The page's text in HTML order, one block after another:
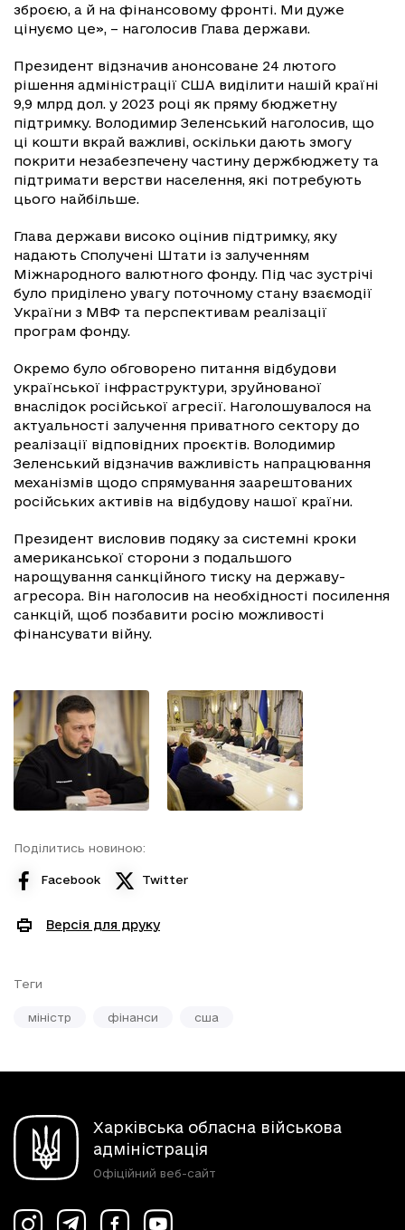
зброєю, а й на фінансовому фронті. Ми дуже
цінуємо це», – наголосив Глава держави.
Президент відзначив анонсоване 24 лютого
рішення адміністрації США виділити нашій країні
9,9 млрд дол. у 2023 році як пряму бюджетну
підтримку. Володимир Зеленський наголосив, що
ці кошти вкрай важливі, оскільки дають змогу
покрити незабезпечену частину держбюджету та
підтримати верстви населення, які потребують
цього найбільше.
Глава держави високо оцінив підтримку, яку
надають Сполучені Штати із залученням
Міжнародного валютного фонду. Під час зустрічі
було приділено увагу поточному стану взаємодії
України з МВФ та перспективам реалізації
програм фонду.
Окремо було обговорено питання відбудови
української інфраструктури, зруйнованої
внаслідок російської агресії. Наголошувалося на
актуальності залучення приватного сектору до
реалізації відповідних проєктів. Володимир
Зеленський відзначив важливість напрацювання
механізмів щодо спрямування заарештованих
російських активів на відбудову нашої країни.
Президент висловив подяку за системні кроки
американської сторони з подальшого
нарощування санкційного тиску на державу-
агресора. Він наголосив на необхідності посилення
санкцій, щоб позбавити росію можливості
фінансувати війну.
Поділитись новиною:
Facebook Twitter
Версія для друку
Теги
міністр фінанси сша
Харківська обласна військова
адміністрація
Офіційний веб-сайт